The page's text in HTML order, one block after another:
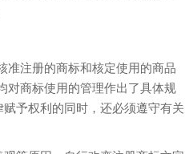
注册的商标和核定使用的商品
对商标使用的管理作出了具体规
予权利的同时，还必须遵守有关